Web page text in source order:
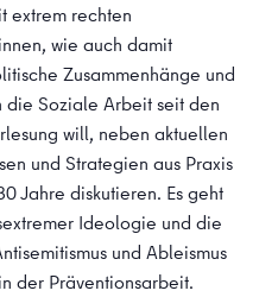
extrem rechten
wie auch damit
Zusammenhänge und
Soziale Arbeit seit den
will, neben aktuellen
und Strategien aus Praxis
Jahre diskutieren. Es geht
Ideologie und die
und Ableismus
der Präventionsarbeit.